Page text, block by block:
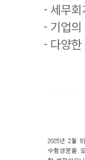
- 세무
- 기업
- 다양